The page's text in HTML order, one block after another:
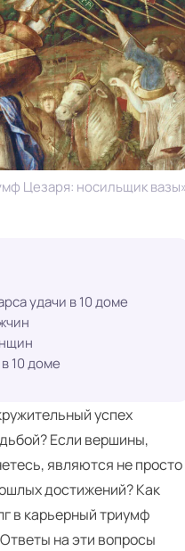
Цезаря: носильщик
удачи в 10 доме
10 доме
успех
Если вершины,
являются не просто
достижений? Как
в карьерный триумф
на эти вопросы